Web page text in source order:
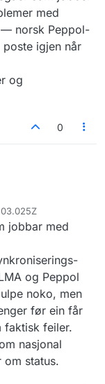
med
norsk Peppol-
igjen når
og
0
jobbar med
og Peppol
noko, men
før ein får
faktisk feiler.
nasjonal
om status.